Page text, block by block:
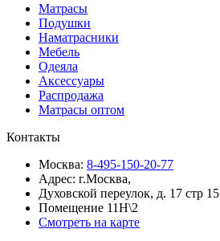
Матрасы
Подушки
Наматрасники
Мебель
Одеяла
Аксессуары
Распродажа
Матрасы оптом
Контакты
Москва: 8-495-150-20-77
Адрес: г.Москва,
Духовской переулок, д. 17 стр 15
Помещение 11Н\2
Смотреть на карте